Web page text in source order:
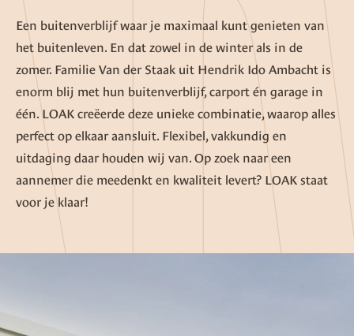
Een buitenverblijf waar je maximaal kunt genieten van
het buitenleven. En dat zowel in de winter als in de
zomer. Familie Van der Staak uit Hendrik Ido Ambacht is
enorm blij met hun buitenverblijf, carport én garage in
één. LOAK creëerde deze unieke combinatie, waarop alles
perfect op elkaar aansluit. Flexibel, vakkundig en
uitdaging daar houden wij van. Op zoek naar een
aannemer die meedenkt en kwaliteit levert? LOAK staat
voor je klaar!